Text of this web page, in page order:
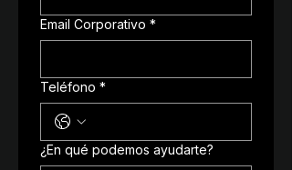
Email Corporativo *
Teléfono *
¿En qué podemos ayudarte?